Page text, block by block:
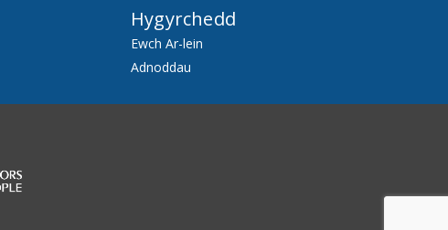
Hygyrchedd
Ewch Ar-lein
Adnoddau